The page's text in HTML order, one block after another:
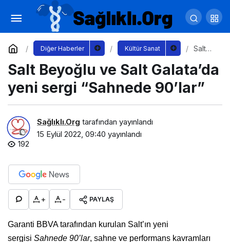
Diğer Haberler Kültür Sanat
Salt
lu ve
Salt
Galata’
da
Salt Beyoğlu ve Salt Galata’da
yeni sergi “Sahnede 90’lar”
Sağlıklı.Org tarafından yayınlandı
15 Eylül 2022, 09:40 yayınlandı
192
+ - PAYLAŞ
Garanti BBVA tarafından kurulan Salt’ın yeni
sergisiSahnede 90’lar, sahne ve performans kavramları
Oktoberfest İstanbul Heyecanı 30 Eylül’de
Başlıyor
Yorum Yap Paylaş